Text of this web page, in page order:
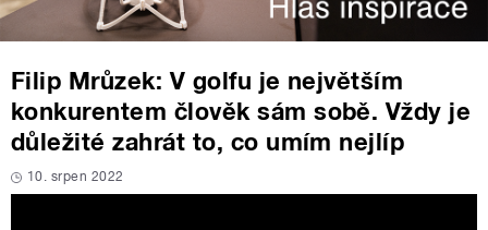
Filip Mrůzek: V golfu je největším
konkurentem člověk sám sobě. Vždy je
důležité zahrát to, co umím nejlíp
10. srpen 2022